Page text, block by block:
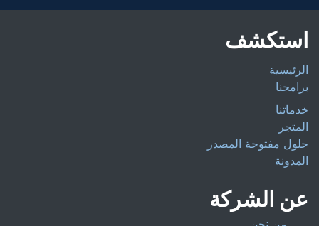
استكشف
الرئيسية
برامجنا
خدماتنا
المتجر
حلول مفتوحة المصدر
المدونة
عن الشركة